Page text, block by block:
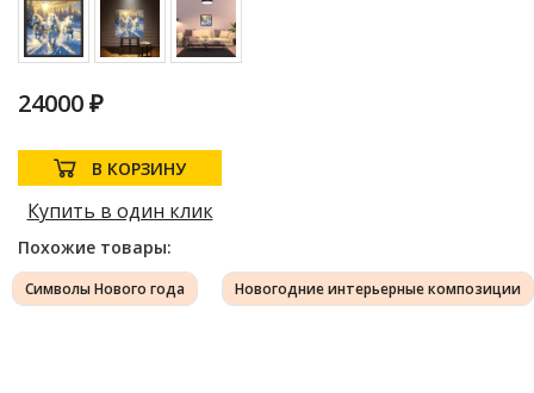
24000 ₽
В КОРЗИНУ
Купить в один клик
Похожие товары:
Символы Нового года Новогодние интерьерные композиции